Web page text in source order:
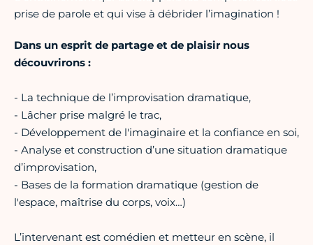
prise de parole et qui vise à débrider l’imagination !
Dans un esprit de partage et de plaisir nous
découvrirons :
- La technique de l’improvisation dramatique,
- Lâcher prise malgré le trac,
- Développement de l'imaginaire et la confiance en soi,
- Analyse et construction d’une situation dramatique
d’improvisation,
- Bases de la formation dramatique (gestion de
l'espace, maîtrise du corps, voix…)
L’intervenant est comédien et metteur en scène, il